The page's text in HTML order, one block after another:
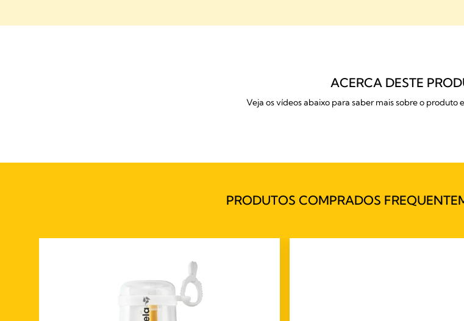
ACERCA DESTE
Veja os vídeos abaixo para saber mais sobre o produto
PRODUTOS COMPRADOS